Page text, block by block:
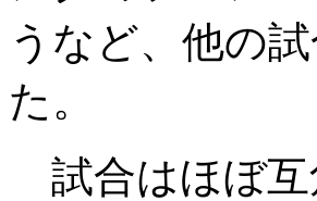
うなど、他の
た。
試合はほぼ互